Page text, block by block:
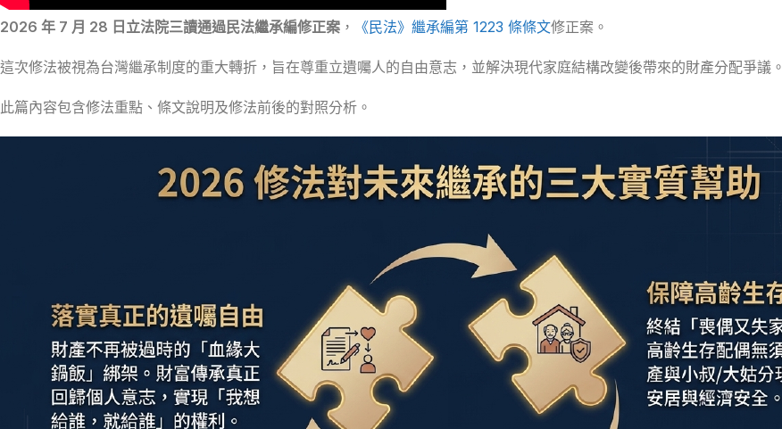
2026 年 7 月 28 日立法院三讀通過民法繼承編修正案 ， 《民法》繼承編第 1223 條條文修正案。
這次修法被視為台灣繼承制度的重大轉折，旨在尊重立遺囑人的自由意志，並解決現代家庭結構改變後帶來的財產分配爭議。
此篇內容包含修法重點、條文說明及修法前後的對照分析。